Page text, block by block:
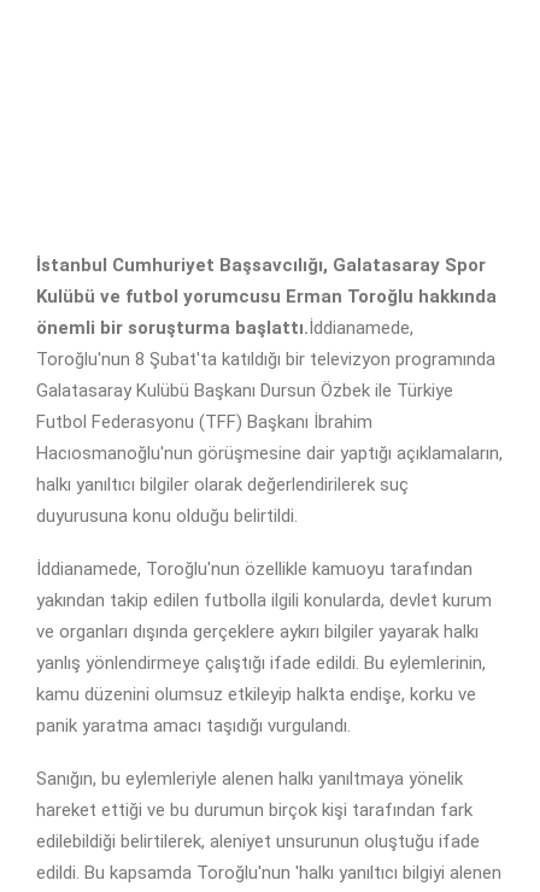
İstanbul Cumhuriyet Başsavcılığı, Galatasaray Spor
Kulübü ve futbol yorumcusu Erman Toroğlu hakkında
önemli bir soruşturma başlattı.İddianamede,
Toroğlu'nun 8 Şubat'ta katıldığı bir televizyon programında
Galatasaray Kulübü Başkanı Dursun Özbek ile Türkiye
Futbol Federasyonu (TFF) Başkanı İbrahim
Hacıosmanoğlu'nun görüşmesine dair yaptığı açıklamaların,
halkı yanıltıcı bilgiler olarak değerlendirilerek suç
duyurusuna konu olduğu belirtildi.
İddianamede, Toroğlu'nun özellikle kamuoyu tarafından
yakından takip edilen futbolla ilgili konularda, devlet kurum
ve organları dışında gerçeklere aykırı bilgiler yayarak halkı
yanlış yönlendirmeye çalıştığı ifade edildi. Bu eylemlerinin,
kamu düzenini olumsuz etkileyip halkta endişe, korku ve
panik yaratma amacı taşıdığı vurgulandı.
Sanığın, bu eylemleriyle alenen halkı yanıltmaya yönelik
hareket ettiği ve bu durumun birçok kişi tarafından fark
edilebildiği belirtilerek, aleniyet unsurunun oluştuğu ifade
edildi. Bu kapsamda Toroğlu'nun 'halkı yanıltıcı bilgiyi alenen